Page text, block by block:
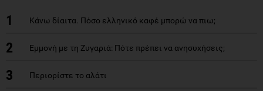
1 Κάνω δίαιτα. Πόσο ελληνικό καφέ μπορώ να πιω;
2 Εμμονή με τη Ζυγαριά: Πότε πρέπει να ανησυχήσεις;
3 Περιορίστε το αλάτι